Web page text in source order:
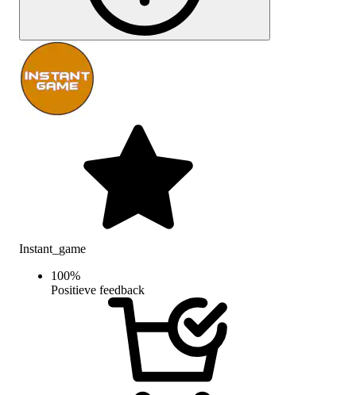
Instant_game
100%
Positieve feedback